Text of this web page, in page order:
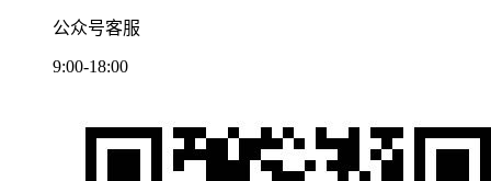
公众号客服
9:00-18:00